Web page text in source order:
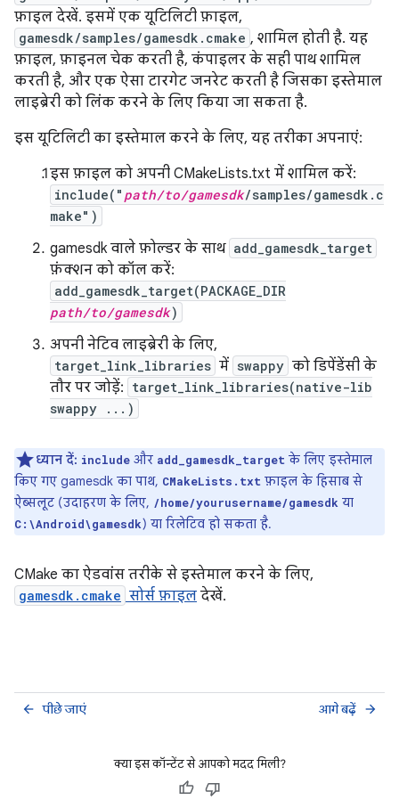
फ़ाइल देखें. इसमें एक यूटिलिटी फ़ाइल,
gamesdk/samples/gamesdk.cmake , शामिल होती है. यह
फ़ाइल, फ़ाइनल चेक करती है, कंपाइलर के सही पाथ शामिल
करती है, और एक ऐसा टारगेट जनरेट करती है जिसका इस्तेमाल
लाइब्रेरी को लिंक करने के लिए किया जा सकता है.
इस यूटिलिटी का इस्तेमाल करने के लिए, यह तरीका अपनाएं:
इस फ़ाइल को अपनी CMakeLists.txt में शामिल करें:
include(" path/to/gamesdk/samples/gamesdk.c
make")
gamesdk वाले फ़ोल्डर के साथ add_gamesdk_target
फ़ंक्शन को कॉल करें:
add_gamesdk_target(PACKAGE_DIR
path/to/gamesdk)
अपनी नेटिव लाइब्रेरी के लिए,
target_link_libraries में swappy को डिपेंडेंसी के
तौर पर जोड़ें: target_link_libraries(native-lib
swappy ...)
ध्यान दें: include और add_gamesdk_target के लिए इस्तेमाल
किए गए gamesdk का पाथ, CMakeLists.txt फ़ाइल के हिसाब से
ऐब्सलूट (उदाहरण के लिए, /home/yourusername/gamesdk या
C:\Android\gamesdk) या रिलेटिव हो सकता है.
CMake का ऐडवांस तरीके से इस्तेमाल करने के लिए,
gamesdk.cmake सोर्स फ़ाइल देखें.
पीछे जाएं
arrow_back आगे बढ़ें arrow_forward
क्या इस कॉन्टेंट से आपको मदद मिली?